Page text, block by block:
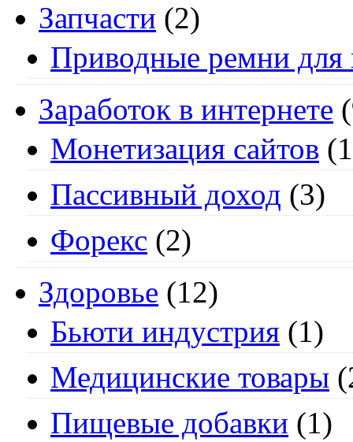
Запчасти (2)
Приводные ремни для
Заработок в интернете
Монетизация сайтов
Пассивный доход (3)
Форекс (2)
Здоровье (12)
Бьюти индустрия (1)
Медицинские товары
Пищевые добавки (1)